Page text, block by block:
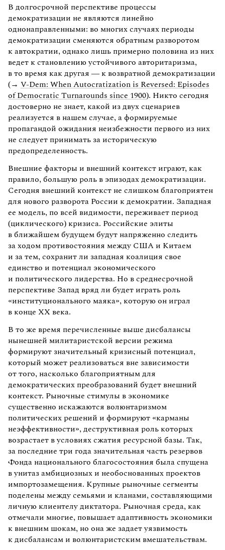
В долгосрочной перспективе процессы
демократизации не являются линейно
однонаправленными: во многих случаях периоды
демократизации сменяются обратным разворотом
к автократии, однако лишь примерно половина из них
ведет к становлению устойчивого авторитаризма,
в то время как другая — к возвратной демократизации
(→ V-Dem: When Autocratization is Reversed: Episodes
of Democratic Turnarounds since 1900). Никто сегодня
достоверно не знает, какой из двух сценариев
реализуется в нашем случае, а формируемые
пропагандой ожидания неизбежности первого из них
не следует принимать за историческую
предопределенность.
Внешние факторы и внешний контекст играют, как
правило, большую роль в эпизодах демократизации.
Сегодня внешний контекст не слишком благоприятен
для нового разворота России к демократии. Западная
ее модель, по всей видимости, переживает период
(циклического) кризиса. Российские элиты
в ближайшем будущем будут напряженно следить
за ходом противостояния между США и Китаем
и за тем, сохранит ли западная коалиция свое
единство и потенциал экономического
и политического лидерства. Но в среднесрочной
перспективе Запад вряд ли будет играть роль
«институционального маяка», которую он играл
в конце XX века.
В то же время перечисленные выше дисбалансы
нынешней милитаристской версии режима
формируют значительный кризисный потенциал,
который может реализоваться вне зависимости
от того, насколько благоприятным для
демократических преобразований будет внешний
контекст. Рыночные стимулы в экономике
существенно искажаются волюнтаризмом
политических решений и формируют «карманы
неэффективности», деструктивная роль которых
возрастает в условиях сжатия ресурсной базы. Так,
за последние три года значительная часть резервов
Фонда национального благосостояния была спущена
в унитаз амбициозных и необоснованных проектов
импортозамещения. Крупные рыночные сегменты
поделены между семьями и кланами, составляющими
личную клиентелу диктатора. Рыночная среда, как
отмечали многие, повышает адаптивность экономики
к внешним шокам, но она же задает уязвимость
к дисбалансам и волюнтаристским вмешательствам.